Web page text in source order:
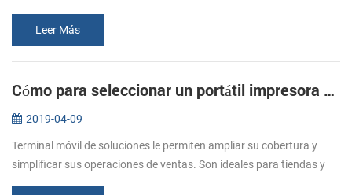
medios de comunica...
Leer Más
Cómo para seleccionar un portátil impresora móvil para terminales móviles
2019-04-09
Terminal móvil de soluciones le permiten ampliar su cobertura y
simplificar sus operaciones de ventas. Son ideales para tiendas y